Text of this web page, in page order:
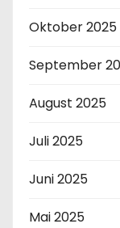
Oktober 2025
September
August 2025
Juli 2025
Juni 2025
Mai 2025